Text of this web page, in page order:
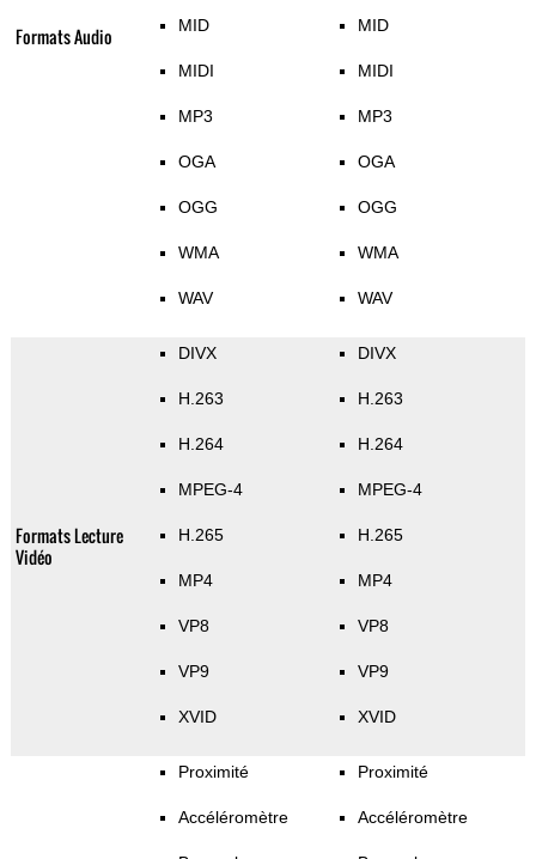
Formats Audio MID
MIDI
MP3
OGA
OGG
WMA
WAV
MID
MIDI
MP3
OGA
OGG
WMA
WAV
Formats Lecture
Vidéo
DIVX
H.263
H.264
MPEG-4
H.265
MP4
VP8
VP9
XVID
DIVX
H.263
H.264
MPEG-4
H.265
MP4
VP8
VP9
XVID
Proximité
Accéléromètre
Proximité
Accéléromètre